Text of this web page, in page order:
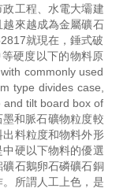
工程、水電大壩建
來越成為金屬礦石
就現在，錘式破
硬度以下的物料原
commonly used
type divides case,
tilt board box of
和脈石礦物粒度較
料粒度和物料外形
硬以下物料的優選
石鵝卵石磷礦石銅
所謂人工上色，是